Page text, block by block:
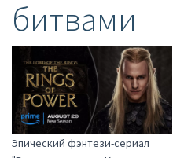
битвами
Эпический фэнтези-сериал